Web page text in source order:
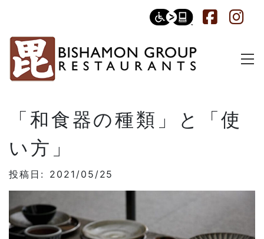
「和食器の種類」と「使
い方」
投稿日: 2021/05/25